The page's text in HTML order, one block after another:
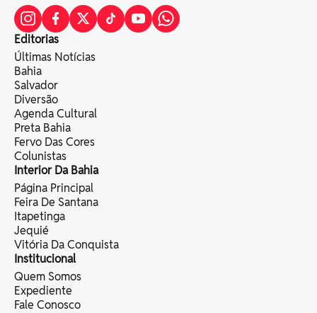
Editorias
Últimas Notícias
Bahia
Salvador
Diversão
Agenda Cultural
Preta Bahia
Fervo Das Cores
Colunistas
Interior Da Bahia
Página Principal
Feira De Santana
Itapetinga
Jequié
Vitória Da Conquista
Institucional
Quem Somos
Expediente
Fale Conosco